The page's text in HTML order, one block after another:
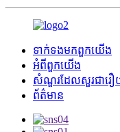
ទាក់ទង​មក​ពួក​យើង
អំពី​ពួក​យើង
សំណួរដែលសួរជារឿ
ព័ត៌មាន